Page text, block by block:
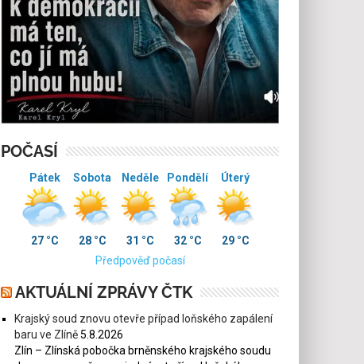
POČASÍ
Pátek
27 °C
Sobota
28 °C
Neděle
31 °C
Pondělí
32 °C
Úterý
29 °C
Předpověď počasí
AKTUÁLNÍ ZPRÁVY ČTK
Krajský soud znovu otevře případ loňského zapálení
baru ve Zlíně 5.8.2026
Zlín – Zlínská pobočka brněnského krajského soudu